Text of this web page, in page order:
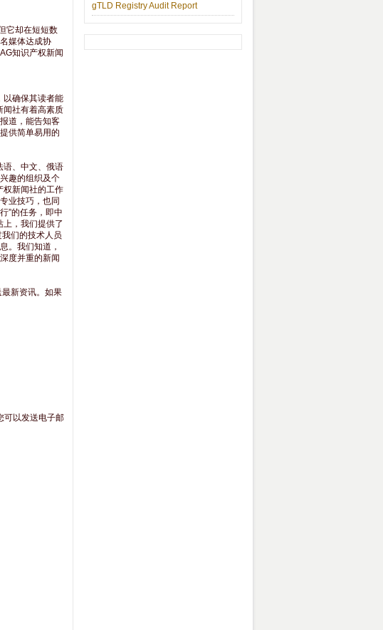
它却在短短数
媒体达成协
知识产权新闻
以确保其读者能
闻社有着高素质
道，能告知客
供简单易用的
语、中文、俄语
趣的组织及个
权新闻社的工作
业技巧，也同
”的任务，即中
，我们提供了
们的技术人员
。我们知道，
度并重的新闻
新资讯。如果
可以发送电子邮
gTLD Registry Audit Report